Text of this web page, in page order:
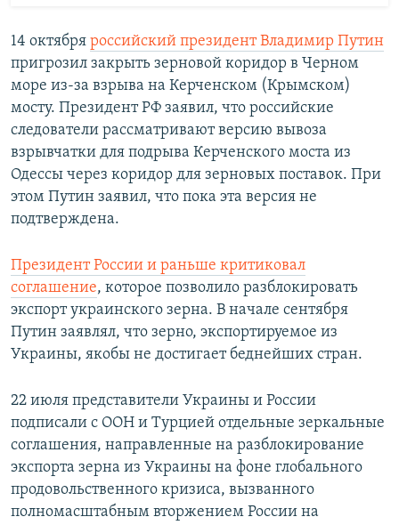
14 октября российский президент Владимир Путин
пригрозил закрыть зерновой коридор в Черном
море из-за взрыва на Керченском (Крымском)
мосту. Президент РФ заявил, что российские
следователи рассматривают версию вывоза
взрывчатки для подрыва Керченского моста из
Одессы через коридор для зерновых поставок. При
этом Путин заявил, что пока эта версия не
подтверждена.
Президент России и раньше критиковал
соглашение, которое позволило разблокировать
экспорт украинского зерна. В начале сентября
Путин заявлял, что зерно, экспортируемое из
Украины, якобы не достигает беднейших стран.
22 июля представители Украины и России
подписали с ООН и Турцией отдельные зеркальные
соглашения, направленные на разблокирование
экспорта зерна из Украины на фоне глобального
продовольственного кризиса, вызванного
полномасштабным вторжением России на